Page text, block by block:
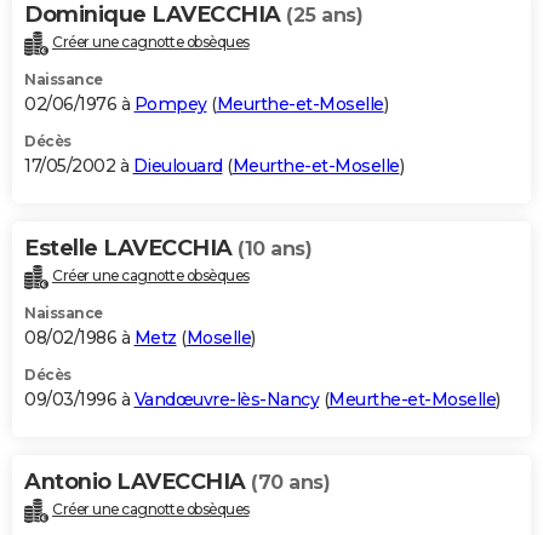
Dominique LAVECCHIA (25 ans)
Créer une cagnotte obsèques
Naissance
02/06/1976 à Pompey(Meurthe-et-Moselle)
Décès
17/05/2002 à Dieulouard (Meurthe-et-Moselle)
Estelle LAVECCHIA (10 ans)
Créer une cagnotte obsèques
Naissance
08/02/1986 à Metz (Moselle)
Décès
09/03/1996 à Vandœuvre-lès-Nancy(Meurthe-et-Moselle)
Antonio LAVECCHIA (70 ans)
Créer une cagnotte obsèques